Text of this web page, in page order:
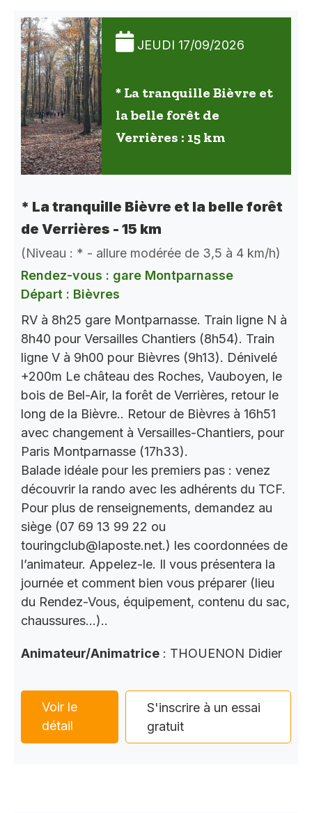
JEUDI 17/09/2026
* La tranquille Bièvre et
la belle forêt de
Verrières : 15 km
* La tranquille Bièvre et la belle forêt
de Verrières - 15 km
(Niveau : * - allure modérée de 3,5 à 4 km/h)
Rendez-vous : gare Montparnasse
Départ : Bièvres
RV à 8h25 gare Montparnasse. Train ligne N à
8h40 pour Versailles Chantiers (8h54). Train
ligne V à 9h00 pour Bièvres (9h13). Dénivelé
+200m Le château des Roches, Vauboyen, le
bois de Bel-Air, la forêt de Verrières, retour le
long de la Bièvre.. Retour de Bièvres à 16h51
avec changement à Versailles-Chantiers, pour
Paris Montparnasse (17h33).
Balade idéale pour les premiers pas : venez
découvrir la rando avec les adhérents du TCF.
Pour plus de renseignements, demandez au
siège (07 69 13 99 22 ou
touringclub@laposte.net.) les coordonnées de
l’animateur. Appelez-le. Il vous présentera la
journée et comment bien vous préparer (lieu
du Rendez-Vous, équipement, contenu du sac,
chaussures…)..
Animateur/Animatrice : THOUENON Didier
Voir le
détail
S'inscrire à un essai
gratuit